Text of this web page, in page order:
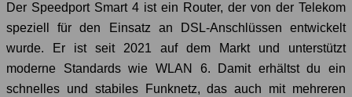
Der Speedport Smart 4 ist ein Router, der von der Telekom
speziell für den Einsatz an DSL-Anschlüssen entwickelt
wurde. Er ist seit 2021 auf dem Markt und unterstützt
moderne Standards wie WLAN 6. Damit erhältst du ein
schnelles und stabiles Funknetz, das auch mit mehreren